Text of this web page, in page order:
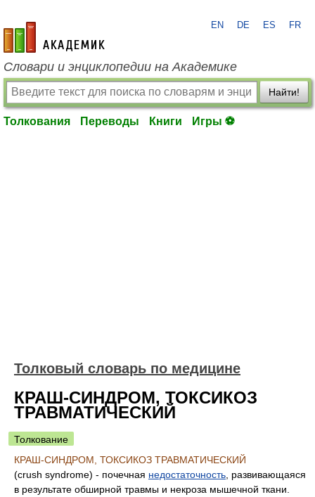
academic.ru
EN DE ES FR
Словари и энциклопедии на Академике
Найти!
Толкования Переводы Книги Игры ⚽
Толковый словарь по медицине
КРАШ-СИНДРОМ, ТОКСИКОЗ
ТРАВМАТИЧЕСКИЙ
Толкование
КРАШ-СИНДРОМ, ТОКСИКОЗ ТРАВМАТИЧЕСКИЙ
(crush syndrome) - почечная недостаточность , развивающаяся
в результате обширной травмы и некроза мышечной ткани.